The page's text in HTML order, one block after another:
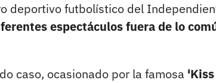
deportivo futbolístico del
espectáculos fuera de lo
caso, ocasionado por la famosa 'Kiss